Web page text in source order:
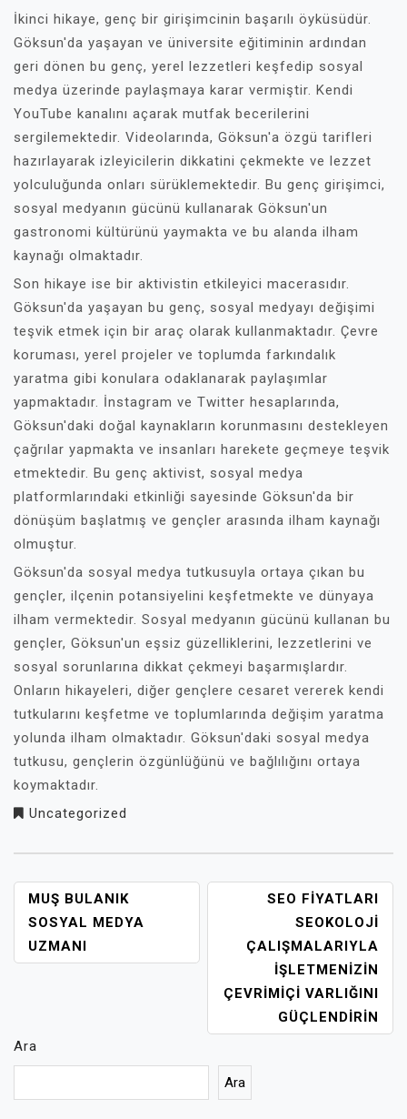
İkinci hikaye, genç bir girişimcinin başarılı öyküsüdür.
Göksun'da yaşayan ve üniversite eğitiminin ardından
geri dönen bu genç, yerel lezzetleri keşfedip sosyal
medya üzerinde paylaşmaya karar vermiştir. Kendi
YouTube kanalını açarak mutfak becerilerini
sergilemektedir. Videolarında, Göksun'a özgü tarifleri
hazırlayarak izleyicilerin dikkatini çekmekte ve lezzet
yolculuğunda onları sürüklemektedir. Bu genç girişimci,
sosyal medyanın gücünü kullanarak Göksun'un
gastronomi kültürünü yaymakta ve bu alanda ilham
kaynağı olmaktadır.
Son hikaye ise bir aktivistin etkileyici macerasıdır.
Göksun'da yaşayan bu genç, sosyal medyayı değişimi
teşvik etmek için bir araç olarak kullanmaktadır. Çevre
koruması, yerel projeler ve toplumda farkındalık
yaratma gibi konulara odaklanarak paylaşımlar
yapmaktadır. İnstagram ve Twitter hesaplarında,
Göksun'daki doğal kaynakların korunmasını destekleyen
çağrılar yapmakta ve insanları harekete geçmeye teşvik
etmektedir. Bu genç aktivist, sosyal medya
platformlarındaki etkinliği sayesinde Göksun'da bir
dönüşüm başlatmış ve gençler arasında ilham kaynağı
olmuştur.
Göksun'da sosyal medya tutkusuyla ortaya çıkan bu
gençler, ilçenin potansiyelini keşfetmekte ve dünyaya
ilham vermektedir. Sosyal medyanın gücünü kullanan bu
gençler, Göksun'un eşsiz güzelliklerini, lezzetlerini ve
sosyal sorunlarına dikkat çekmeyi başarmışlardır.
Onların hikayeleri, diğer gençlere cesaret vererek kendi
tutkularını keşfetme ve toplumlarında değişim yaratma
yolunda ilham olmaktadır. Göksun'daki sosyal medya
tutkusu, gençlerin özgünlüğünü ve bağlılığını ortaya
koymaktadır.
Uncategorized
YAZI
GEZINMESI
MUŞ BULANIK
SOSYAL MEDYA
UZMANI
SEO FIYATLARI
SEOKOLOJI
ÇALIŞMALARIYLA
İŞLETMENIZIN
ÇEVRIMIÇI VARLIĞINI
GÜÇLENDIRIN
Ara
Ara